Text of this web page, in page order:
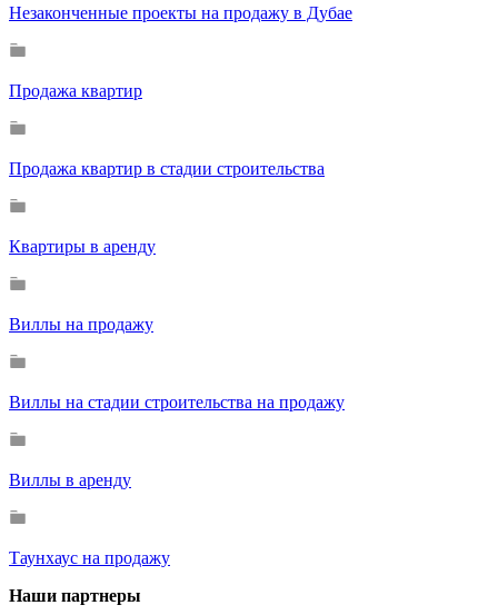
Незаконченные проекты на продажу в Дубае
Продажа квартир
Продажа квартир в стадии строительства
Квартиры в аренду
Виллы на продажу
Виллы на стадии строительства на продажу
Виллы в аренду
Таунхаус на продажу
Наши партнеры